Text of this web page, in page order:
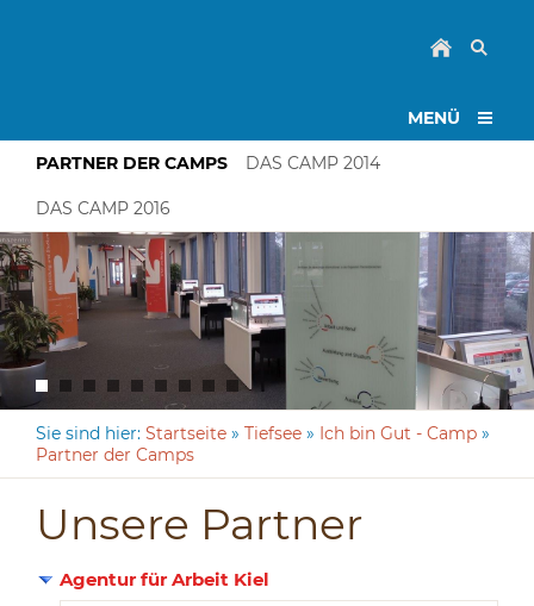
MENÜ
PARTNER DER CAMPS DAS CAMP 2014
DAS CAMP 2016
Sie sind hier: Startseite » Tiefsee » Ich bin Gut - Camp »
Partner der Camps
Unsere Partner
Agentur für Arbeit Kiel